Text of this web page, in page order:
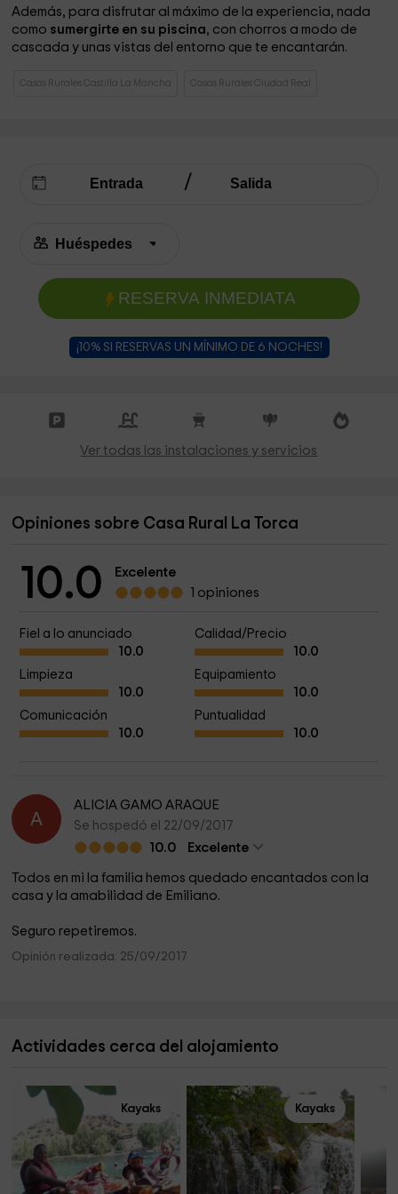
Además, para disfrutar al máximo de la experiencia, nada
como sumergirte en su piscina, con chorros a modo de
cascada y unas vistas del entorno que te encantarán.
Casas Rurales Castilla La Mancha Casas Rurales Ciudad Real
RESERVA INMEDIATA
¡10% SI RESERVAS UN MÍNIMO DE 6 NOCHES!
Ver todas las instalaciones y servicios
Opiniones sobre Casa Rural La Torca
10.0
Excelente
1 opiniones
Fiel a lo anunciado
10.0
Calidad/Precio
10.0
Limpieza
10.0
Equipamiento
10.0
Comunicación
10.0
Puntualidad
10.0
A
ALICIA GAMO ARAQUE
Se hospedó el 22/09/2017
10.0
Excelente
Todos en mi la familia hemos quedado encantados con la
casa y la amabilidad de Emiliano.
Seguro repetiremos.
Opinión realizada: 25/09/2017
Actividades cerca del alojamiento
Kayaks Kayaks